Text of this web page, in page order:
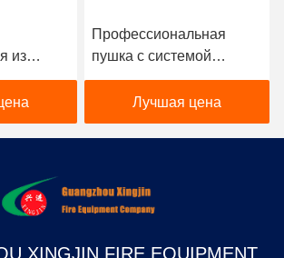
из
с
емкостью
Профессиональная
пушка с системой
подавления огня из
пены с скоростью потока
20-64L / S,
максимальной
конструкцией из
нержавеющей стали
Лучшая цена
XINGJIN FIRE EQUIPMENT